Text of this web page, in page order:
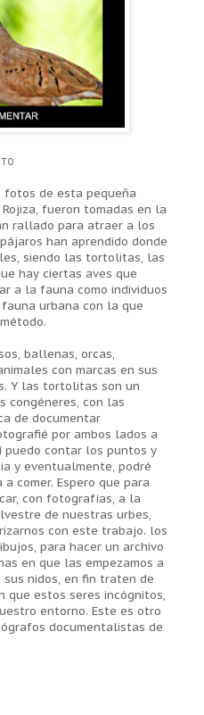
fotos de esta pequeña
fueron tomadas en la
rallado para atraer a los
han aprendido donde
siendo las tortolitas, las
hay ciertas aves que
a la fauna como individuos
urbana con la que
ballenas, orcas,
con marcas en sus
Y las tortolitas son un
congéneres, con las
de documentar
por ambos lados a
puedo contar los puntos y
y eventualmente, podré
comer. Espero que para
con fotografías, a la
de nuestras urbes,
con este trabajo. los
para hacer un archivo
en que las empezamos a
nidos, en fin traten de
que estos seres incógnitos,
entorno. Este es otro
documentalistas de